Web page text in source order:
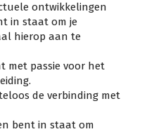
ontwikkelingen
in staat om je
hierop aan te
met passie voor het
de verbinding met
bent in staat om